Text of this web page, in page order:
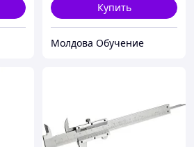
Купить
Молдова Обучение